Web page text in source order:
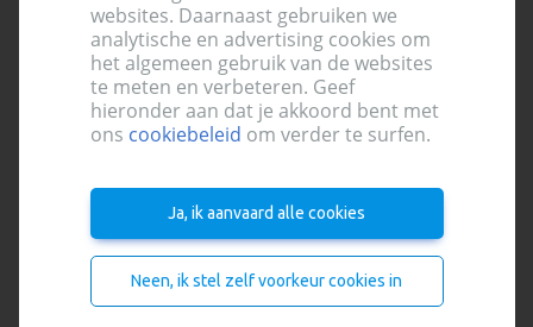
Aanmelden
Nog geen account?
websites. Daarnaast gebruiken we
analytische en advertising cookies om
het algemeen gebruik van de websites
te meten en verbeteren. Geef
hieronder aan dat je akkoord bent met
ons cookiebeleid om verder te surfen.
Ja, ik aanvaard alle cookies
Neen, ik stel zelf voorkeur cookies in